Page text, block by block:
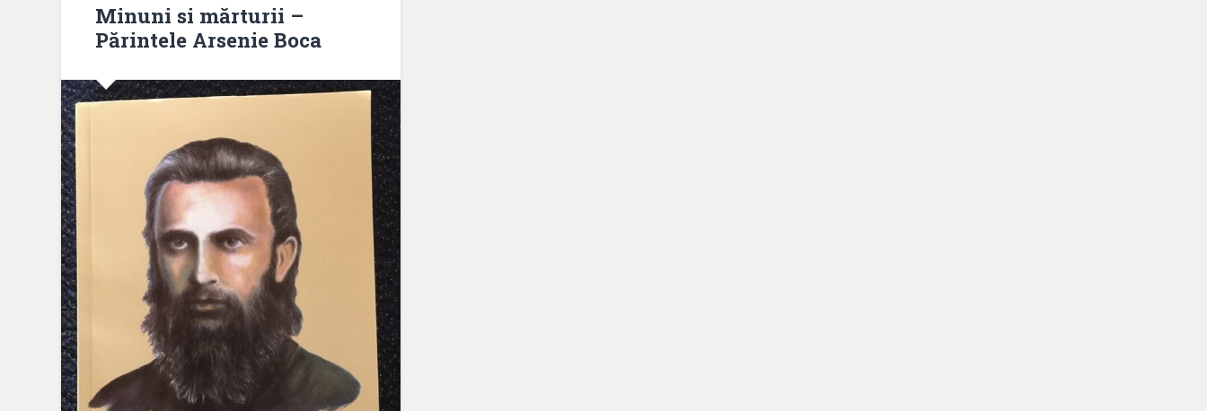
Minuni si mărturii –
Părintele Arsenie Boca